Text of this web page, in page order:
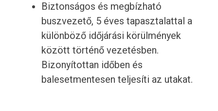
Biztonságos és megbízható
buszvezető, 5 éves tapasztalattal a
különböző időjárási körülmények
között történő vezetésben.
Bizonyítottan időben és
balesetmentesen teljesíti az utakat.